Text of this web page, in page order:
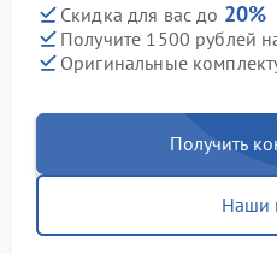
Скидка для вас до 20%
Получите 1500 рублей
Оригинальные
Получить
Наши